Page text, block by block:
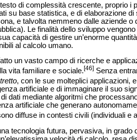
di complessità crescente, proprio i
su base statistica, e di elaborazione
e talvolta nemmeno dalle aziende
Le finalità dello sviluppo
capacità di gestire un’enorme
al calcolo umano.
un vasto campo di ricerche e
vita familiare e sociale.[46] Senza
, con le sue molteplici applicazioni,
artificiale e di immaginare il suo
dati mediante algoritmi che
artificiale che generano
diffuse in contesti civili (individuali e
tecnologia futura, pervasiva, in